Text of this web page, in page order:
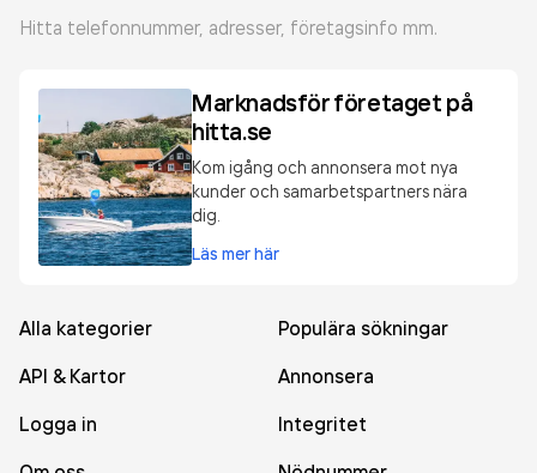
Hitta telefonnummer, adresser, företagsinfo mm.
Marknadsför företaget på
hitta.se
Kom igång och annonsera mot nya
kunder och samarbetspartners nära
dig.
Läs mer här
Alla kategorier
Populära sökningar
API & Kartor
Annonsera
Logga in
Integritet